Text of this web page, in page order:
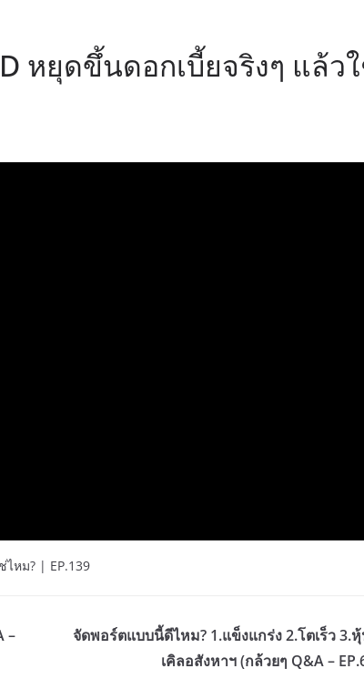
หยุดขึ้นดอกเบี้ยจริงๆ แล้ว
ไหม? | EP.139
–
จัดพอร์ตแบบนี้ดีไหม? 1.แข็งแกร่ง 2.โตเร็ว 3.
เคิลอสังหาฯ (กล้วยๆ Q&A –